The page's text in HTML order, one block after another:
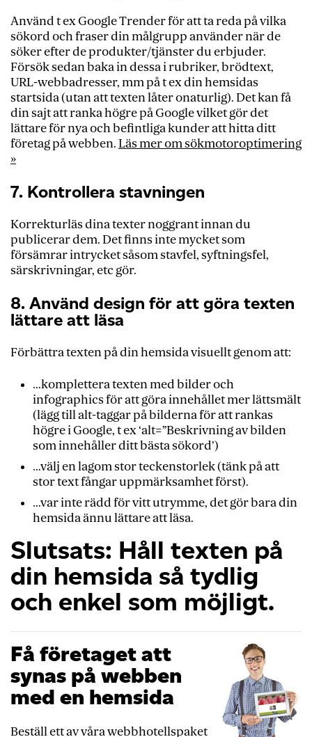
Använd t ex Google Trender för att ta reda på vilka
sökord och fraser din målgrupp använder när de
söker efter de produkter/tjänster du erbjuder.
Försök sedan baka in dessa i rubriker, brödtext,
URL-webbadresser, mm på t ex din hemsidas
startsida (utan att texten låter onaturlig). Det kan få
din sajt att ranka högre på Google vilket gör det
lättare för nya och befintliga kunder att hitta ditt
företag på webben.Läs mer om sökmotoroptimering
»
7. Kontrollera stavningen
Korrekturläs dina texter noggrant innan du
publicerar dem. Det finns inte mycket som
försämrar intrycket såsom stavfel, syftningsfel,
särskrivningar, etc gör.
8. Använd design för att göra texten
lättare att läsa
Förbättra texten på din hemsida visuellt genom att:
…komplettera texten med bilder och
infographics för att göra innehållet mer lättsmält
(lägg till alt-taggar på bilderna för att rankas
högre i Google, t ex ‘alt=”Beskrivning av bilden
som innehåller ditt bästa sökord’)
…välj en lagom stor teckenstorlek (tänk på att
stor text fångar uppmärksamhet först).
…var inte rädd för vitt utrymme, det gör bara din
hemsida ännu lättare att läsa.
Slutsats: Håll texten på
din hemsida så tydlig
och enkel som möjligt.
Få företaget att
synas på webben
med en hemsida
Beställ ett av våra webbhotellspaket